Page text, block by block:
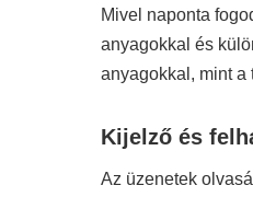
Mivel naponta
anyagokkal és
anyagokkal, mint a
Kijelző és
Az üzenetek